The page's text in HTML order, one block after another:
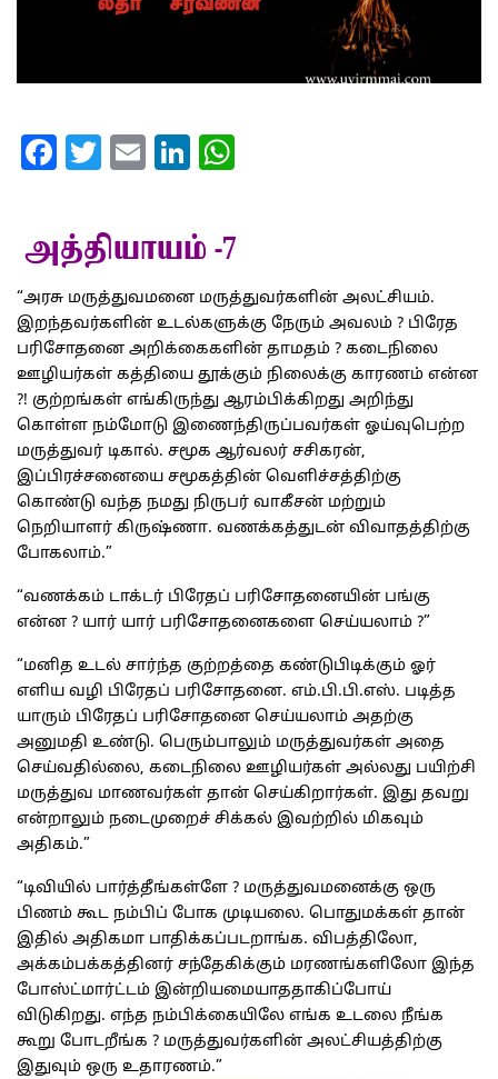
Facebook
Twitter
EmailLinkedIn
அத்தியாயம் -7
“அரசு மருத்துவமனை மருத்துவர்களின் அலட்சியம்.
இறந்தவர்களின் உடல்களுக்கு நேரும் அவலம் ? பிரேத
பரிசோதனை அறிக்கைகளின் தாமதம் ? கடைநிலை
ஊழியர்கள் கத்தியை தூக்கும் நிலைக்கு காரணம் என்ன
?! குற்றங்கள் எங்கிருந்து ஆரம்பிக்கிறது அறிந்து
கொள்ள நம்மோடு இணைந்திருப்பவர்கள் ஓய்வுபெற்ற
மருத்துவர் டிகால். சமூக ஆர்வலர் சசிகரன்,
இப்பிரச்சனையை சமூகத்தின் வெளிச்சத்திற்கு
கொண்டு வந்த நமது நிருபர் வாகீசன் மற்றும்
நெறியாளர் கிருஷ்ணா. வணக்கத்துடன் விவாதத்திற்கு
போகலாம்.”
“வணக்கம் டாக்டர் பிரேதப் பரிசோதனையின் பங்கு
என்ன ? யார் யார் பரிசோதனைகளை செய்யலாம் ?”
“மனித உடல் சார்ந்த குற்றத்தை கண்டுபிடிக்கும் ஓர்
எளிய வழி பிரேதப் பரிசோதனை. எம்.பி.பி.எஸ். படித்த
யாரும் பிரேதப் பரிசோதனை செய்யலாம் அதற்கு
அனுமதி உண்டு. பெரும்பாலும் மருத்துவர்கள் அதை
செய்வதில்லை, கடைநிலை ஊழியர்கள் அல்லது பயிற்சி
மருத்துவ மாணவர்கள் தான் செய்கிறார்கள். இது தவறு
என்றாலும் நடைமுறைச் சிக்கல் இவற்றில் மிகவும்
அதிகம்.”
“டிவியில் பார்த்தீங்கள்ளே ? மருத்துவமனைக்கு ஒரு
பிணம் கூட நம்பிப் போக முடியலை. பொதுமக்கள் தான்
இதில் அதிகமா பாதிக்கப்படறாங்க. விபத்திலோ,
அக்கம்பக்கத்தினர் சந்தேகிக்கும் மரணங்களிலோ இந்த
போஸ்ட்மார்ட்டம் இன்றியமையாததாகிப்போய்
விடுகிறது. எந்த நம்பிக்கையிலே எங்க உடலை நீங்க
கூறு போடறீங்க ? மருத்துவர்களின் அலட்சியத்திற்கு
இதுவும் ஒரு உதாரணம்.”